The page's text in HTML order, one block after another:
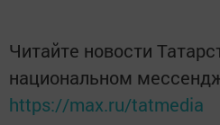
Читайте новости
национальном
https://max.ru/tatmedia